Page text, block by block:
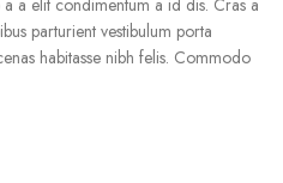
a elit condimentum a id dis. Cras a
parturient vestibulum porta
habitasse nibh felis. Commodo